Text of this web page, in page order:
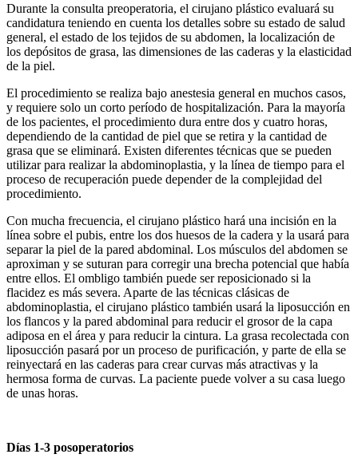
Durante la consulta preoperatoria, el cirujano plástico evaluará su
candidatura teniendo en cuenta los detalles sobre su estado de salud
general, el estado de los tejidos de su abdomen, la localización de
los depósitos de grasa, las dimensiones de las caderas y la elasticidad
de la piel.
El procedimiento se realiza bajo anestesia general en muchos casos,
y requiere solo un corto período de hospitalización. Para la mayoría
de los pacientes, el procedimiento dura entre dos y cuatro horas,
dependiendo de la cantidad de piel que se retira y la cantidad de
grasa que se eliminará. Existen diferentes técnicas que se pueden
utilizar para realizar la abdominoplastia, y la línea de tiempo para el
proceso de recuperación puede depender de la complejidad del
procedimiento.
Con mucha frecuencia, el cirujano plástico hará una incisión en la
línea sobre el pubis, entre los dos huesos de la cadera y la usará para
separar la piel de la pared abdominal. Los músculos del abdomen se
aproximan y se suturan para corregir una brecha potencial que había
entre ellos. El ombligo también puede ser reposicionado si la
flacidez es más severa. Aparte de las técnicas clásicas de
abdominoplastia, el cirujano plástico también usará la liposucción en
los flancos y la pared abdominal para reducir el grosor de la capa
adiposa en el área y para reducir la cintura. La grasa recolectada con
liposucción pasará por un proceso de purificación, y parte de ella se
reinyectará en las caderas para crear curvas más atractivas y la
hermosa forma de curvas. La paciente puede volver a su casa luego
de unas horas.
Días 1-3 posoperatorios